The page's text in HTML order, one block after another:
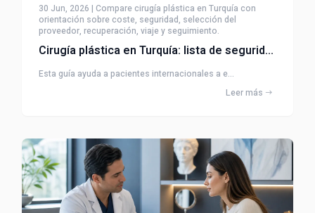
30 Jun, 2026 | Compare cirugía plástica en Turquía con
orientación sobre coste, seguridad, selección del
proveedor, recuperación, viaje y seguimiento.
Cirugía plástica en Turquía: lista de seguridad
Esta guía ayuda a pacientes internacionales a e...
Leer más